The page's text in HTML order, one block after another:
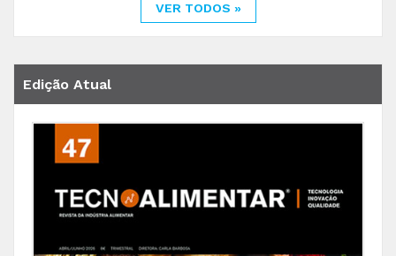
VER TODOS »
Edição Atual